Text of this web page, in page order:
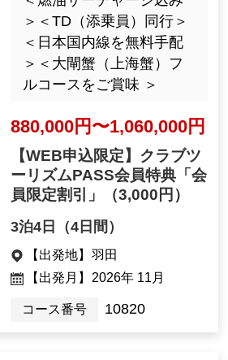
＞＜TD（添乗員）同行＞
＜日本国内線を無料手配
＞＜大閘蟹（上海蟹）フ
ルコースをご賞味 ＞
880,000円〜1,060,000円
【WEB申込限定】クラブツ
ーリズムPASS会員特典「会
員限定割引」
（3,000円）
3泊4日（4日間）
【出発地】 羽田
【出発月】 2026年 11月
コース番号 10820